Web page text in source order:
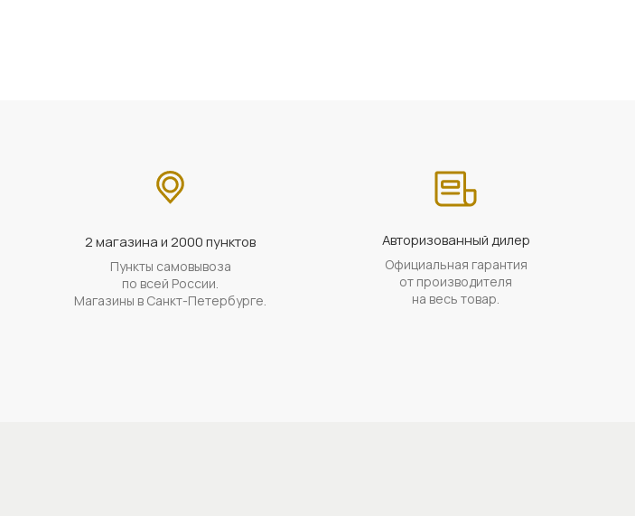
2 магазина и 2000 пунктов
Пункты самовывоза
по всей России.
Магазины в Санкт-Петербурге.
Авторизованный дилер
Официальная гарантия
от производителя
на весь товар.